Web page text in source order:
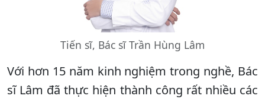
Tiến sĩ, Bác sĩ Trần Hùng Lâm
Với hơn 15 năm kinh nghiệm trong nghề, Bác
sĩ Lâm đã thực hiện thành công rất nhiều các